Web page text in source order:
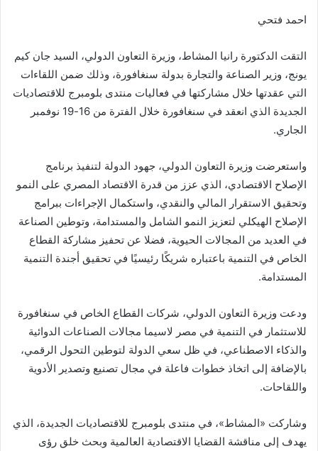
احمد فتحي
التقت الدكتورة رانيا المشاط، وزيرة التعاون الدولي، السيد جان كيم
يونج، وزير الصناعة والتجارة بدولة سنغافورة، وذلك ضمن اللقاءات
التي عقدتها خلال مشاركتها في فعاليات منتدى بلومبرج للاقتصاديات
الجديدة الذي انعقد في سنغافورة خلال الفترة من 16-19 نوفمبر
الجاري.
واستعرضت وزيرة التعاون الدولي، جهود الدولة لتنفيذ برنامج
الإصلاح الاقتصادي، الذي عزز من قدرة الاقتصاد المصري على النمو
وتحقيق الاستقرار المالي والنقدي، واستكمال الإجراءات ببرامج
الإصلاح الهيكلي لتعزيز النمو الشامل والمستدامة، وتوطين الصناعة
في العديد من المجالات الحيوية، فضلا عن تحفيز مشاركة القطاع
الخاص في التنمية باعتباره شريكًا رئيسيًا في تحقيق أجندة التنمية
المستدامة.
ودعت وزيرة التعاون الدولي، شركات القطاع الخاص في سنغافورة
للاستثمار في التنمية في مصر لاسيما مجالات الصناعات الدوائية
والذكاء الاصطناعي، في ظل سعي الدولة لتوطين التحول الرقمي،
بالإضافة إلى اتخاذ خطوات فاعلة في مجال تصنيع وتصدير الأدوية
واللقاحات.
وشاركت «المشاط»، في منتدى بلومبرج للاقتصاديات الجديدة، الذي
يهدف إلى مناقشة القضايا الاقتصادية العالمية وبحث خلق رؤى